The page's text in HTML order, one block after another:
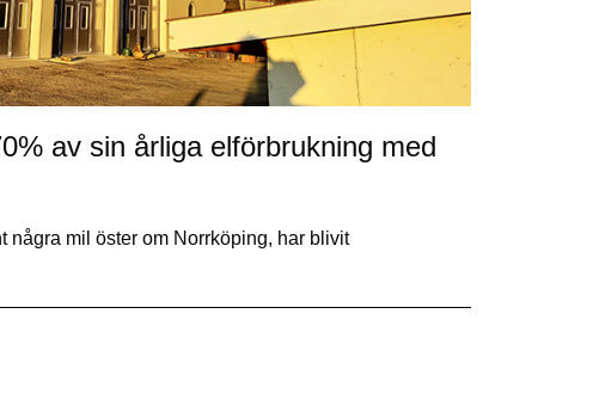
av sin årliga elförbrukning med
några mil öster om Norrköping, har blivit